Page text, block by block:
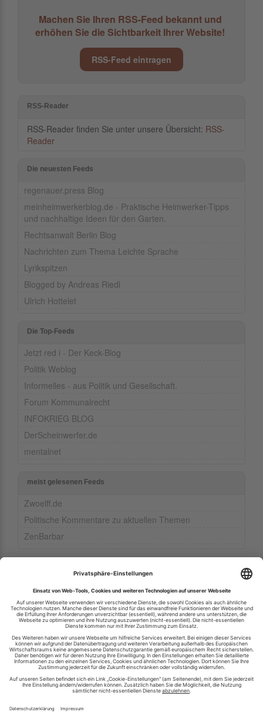
Machen Sie Ihren RSS-Feed bekannt und
erhöhen Sie die Sichtbarkeit Ihrer Website!
RSS-Feed eintragen
RSS-Reader
RSS-Reader finden Sie unter unsere Übersicht: RSS-
Reader
Die neuesten Feeds
regenauer.press Blog
meinheimwerkerblog.de - Praktische Heimwerker-Tipps
und nachhaltige Ideen für den Garten.
Rechtsanwalt Berlin Blog
Nachrichten zum Thema Leichte Sprache
Lyrikspitzen
Blogged by Andreas Riedl
Ulrich Hottelet
Die Top-Feeds
Jetzt red i - Der Keck-Blog
Politik Weblog
Informelles - aus Politik und Gesellschaft.
Forum Kommunalrecht
INFOKRIEG BLOG
DerScheinwerfer.de
mentalnet
meist gelesenen Feeds
Zwoelff.de
Politische Kommentare zu aktuellen Themen
ZenBarbar
Ihren RSS-Feed veröffentlichen
RSS-Verzeichnis.de © 2003-2026
Impressum
Kontakt
Datenschutzinformation
Cookie-Einstellungen